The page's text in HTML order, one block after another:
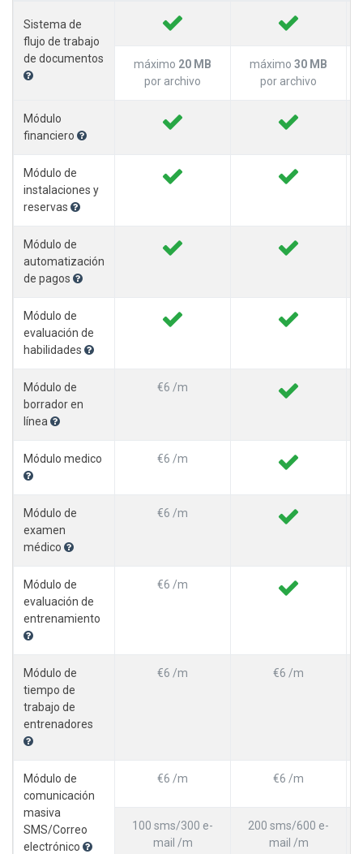
Sistema de
flujo de trabajo
de documentos
máximo 20 MB
por archivo
máximo 30 MB
por archivo
Módulo
financiero
Módulo de
instalaciones y
reservas
Módulo de
automatización
de pagos
Módulo de
evaluación de
habilidades
Módulo de
borrador en
línea
€6 /m
Módulo medico €6 /m
Módulo de
examen
médico
€6 /m
Módulo de
evaluación de
entrenamiento
€6 /m
Módulo de
tiempo de
trabajo de
entrenadores
€6 /m €6 /m
Módulo de
comunicación
masiva
SMS/Correo
electrónico
€6 /m €6 /m
100 sms/300 e-
mail /m
200 sms/600 e-
mail /m